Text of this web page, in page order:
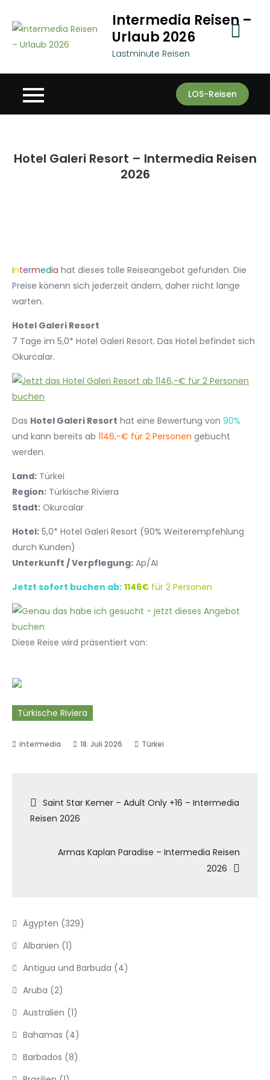
content
Intermedia Reisen –
Urlaub 2026
Lastminute Reisen
LOS-Reisen
Hotel Galeri Resort – Intermedia Reisen
2026
Intermedia hat dieses tolle Reiseangebot gefunden. Die
Preise könenn sich jederzeit ändern, daher nicht lange
warten.
Hotel Galeri Resort
7 Tage im 5,0* Hotel Galeri Resort. Das Hotel befindet sich
Okurcalar.
Das Hotel Galeri Resort hat eine Bewertung von 90%
und kann bereits ab 1146,-€ für 2 Personen gebucht
werden.
Land: Türkei
Region: Türkische Riviera
Stadt: Okurcalar
Hotel: 5,0* Hotel Galeri Resort (90% Weiterempfehlung
durch Kunden)
Unterkunft / Verpflegung: Ap/AI
Jetzt sofort buchen ab: 1146€ für 2 Personen
Diese Reise wird präsentiert von:
Türkische Riviera
18. Juli 2026 Türkei
Beitragsnavigation
Saint Star Kemer – Adult Only +16 – Intermedia
Reisen 2026
Armas Kaplan Paradise – Intermedia Reisen
2026
Ägypten (329)
Albanien (1)
Antigua und Barbuda (4)
Aruba (2)
Australien (1)
Bahamas (4)
Barbados (8)